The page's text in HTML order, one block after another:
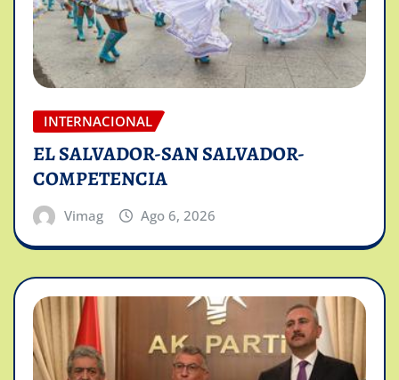
INTERNACIONAL
EL SALVADOR-SAN SALVADOR-
COMPETENCIA
Vimag Ago 6, 2026